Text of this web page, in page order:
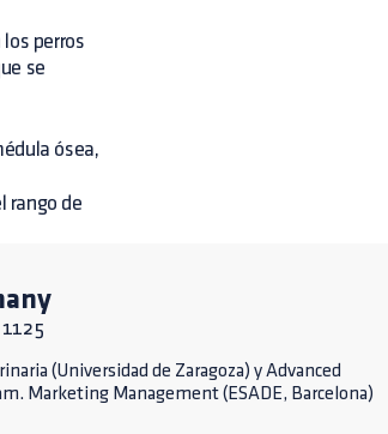
perros
se
ósea,
rango de
1125
(Universidad de Zaragoza) y Advanced
Marketing Management (ESADE, Barcelona)